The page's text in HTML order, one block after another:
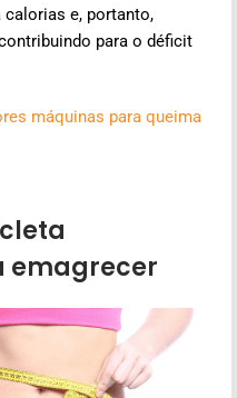
e, portanto,
para o déficit
máquinas para queima
emagrecer